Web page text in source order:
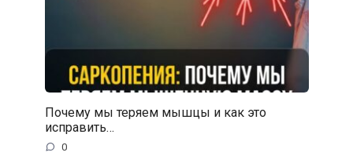
Почему мы теряем мышцы и как это
исправить…
0